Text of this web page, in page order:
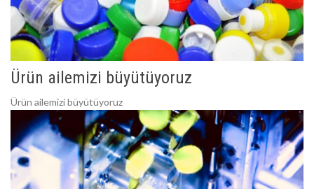
Ürün ailemizi büyütüyoruz
Ürün ailemizi büyütüyoruz